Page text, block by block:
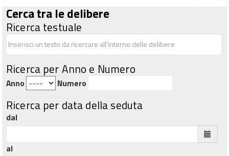
Cerca tra le delibere
Ricerca testuale
Ricerca per Anno e Numero
Anno Numero
Ricerca per data della seduta
dal
al